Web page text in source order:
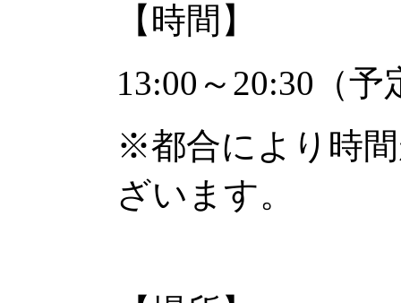
【時間】
13:00～20:30（予
※都合により時
ざいます。